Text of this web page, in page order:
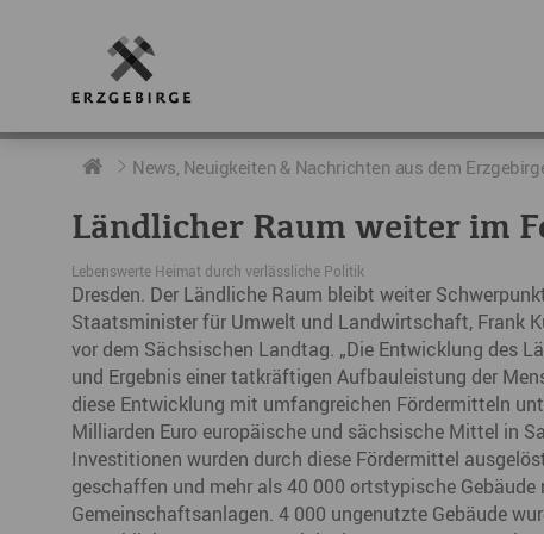
RUND UMS ERZGEBIRGE
Geschichte
Geografie
Der Erzgebirgskreis
Städte im Erzgebirge
Erzgebirgskrimi
Fakten
AKTUELLES
Neuigkeiten
Podcast „hERZschlag“
DIE BOTSCHAFTER
Botschafter im Überblick
Botschafterveranstaltungen
News, Neuigkeiten & Nachrichten aus dem
​Ländlicher Raum weiter im
Lebenswerte Heimat durch verlässliche Politik
Dresden. Der Ländliche Raum bleibt weiter
Staatsminister für Umwelt und Landwirtschaft, Frank
vor dem Sächsischen Landtag. „Die Entwicklung des
und Ergebnis einer tatkräftigen Aufbauleistung der
diese Entwicklung mit umfangreichen Fördermitteln
Milliarden Euro europäische und sächsische Mittel in
Investitionen wurden durch diese Fördermittel
geschaffen und mehr als 40 000 ortstypische
Gemeinschaftsanlagen. 4 000 ungenutzte Gebäude